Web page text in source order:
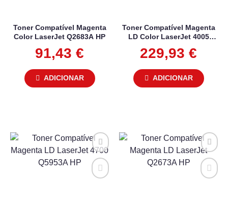
Toner Compatível Magenta
Color LaserJet Q2683A HP
91,43 €
ADICIONAR
Toner Compatível Magenta
LD Color LaserJet 4005
229,93 €
ADICIONAR